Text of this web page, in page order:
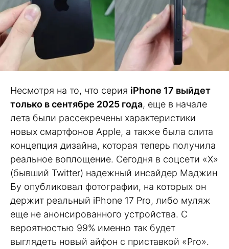
Несмотря на то, что серия iPhone 17 выйдет
только в сентябре 2025 года, еще в начале
лета были рассекречены характеристики
новых смартфонов Apple, а также была слита
концепция дизайна, которая теперь получила
реальное воплощение. Сегодня в соцсети «X»
(бывший Twitter) надежный инсайдер Маджин
Бу опубликовал фотографии, на которых он
держит реальный iPhone 17 Pro, либо муляж
еще не анонсированного устройства. С
вероятностью 99% именно так будет
выглядеть новый айфон с приставкой «Pro».